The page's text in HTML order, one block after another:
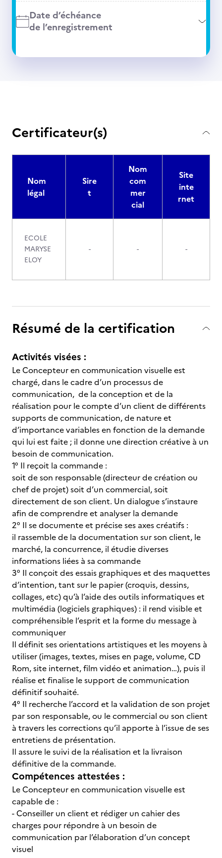
Date d’échéance
de l’enregistrement
Certificateur(s)
Nom
légal
Sire
t
Nom
com
mer
cial
Site
inte
rnet
ECOLE
MARYSE
ELOY
- - -
Résumé de la certification
Activités visées :
Le Concepteur en communication visuelle est
chargé, dans le cadre d’un processus de
communication, de la conception et de la
réalisation pour le compte d’un client de différents
supports de communication, de nature et
d’importance variables en fonction de la demande
qui lui est faite ; il donne une direction créative à un
besoin de communication.
1° Il reçoit la commande :
soit de son responsable (directeur de création ou
chef de projet) soit d’un commercial, soit
directement de son client. Un dialogue s’instaure
afin de comprendre et analyser la demande
2° Il se documente et précise ses axes créatifs :
il rassemble de la documentation sur son client, le
marché, la concurrence, il étudie diverses
informations liées à sa commande
3° Il conçoit des essais graphiques et des maquettes
d’intention, tant sur le papier (croquis, dessins,
collages, etc) qu’à l’aide des outils informatiques et
multimédia (logiciels graphiques) : il rend visible et
compréhensible l’esprit et la forme du message à
communiquer
Il définit ses orientations artistiques et les moyens à
utiliser (images, textes, mises en page, volume, CD
Rom, site internet, film vidéo et animation…), puis il
réalise et finalise le support de communication
définitif souhaité.
4° Il recherche l’accord et la validation de son projet
par son responsable, ou le commercial ou son client
à travers les corrections qu’il apporte à l’issue de ses
entretiens de présentation.
Il assure le suivi de la réalisation et la livraison
définitive de la commande.
Compétences attestées :
Le Concepteur en communication visuelle est
capable de :
- Conseiller un client et rédiger un cahier des
charges pour répondre à un besoin de
communication par l’élaboration d’un concept
visuel